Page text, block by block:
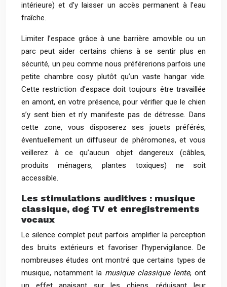
intérieure) et d’y laisser un accès permanent à l’eau
fraîche.
Limiter l’espace grâce à une barrière amovible ou un
parc peut aider certains chiens à se sentir plus en
sécurité, un peu comme nous préférerions parfois une
petite chambre cosy plutôt qu’un vaste hangar vide.
Cette restriction d’espace doit toujours être travaillée
en amont, en votre présence, pour vérifier que le chien
s’y sent bien et n’y manifeste pas de détresse. Dans
cette zone, vous disposerez ses jouets préférés,
éventuellement un diffuseur de phéromones, et vous
veillerez à ce qu’aucun objet dangereux (câbles,
produits ménagers, plantes toxiques) ne soit
accessible.
Les stimulations auditives : musique
classique, dog TV et enregistrements
vocaux
Le silence complet peut parfois amplifier la perception
des bruits extérieurs et favoriser l’hypervigilance. De
nombreuses études ont montré que certains types de
musique, notamment la musique classique lente, ont